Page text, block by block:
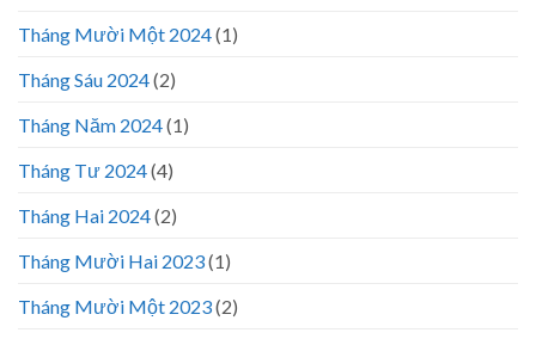
Tháng Mười Một 2024(1)
Tháng Sáu 2024(2)
Tháng Năm 2024(1)
Tháng Tư 2024(4)
Tháng Hai 2024(2)
Tháng Mười Hai 2023(1)
Tháng Mười Một 2023(2)